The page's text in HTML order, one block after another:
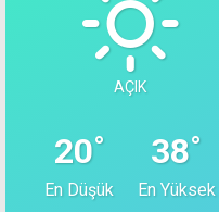
AÇIK
20°
En Düşük
38°
En Yüksek